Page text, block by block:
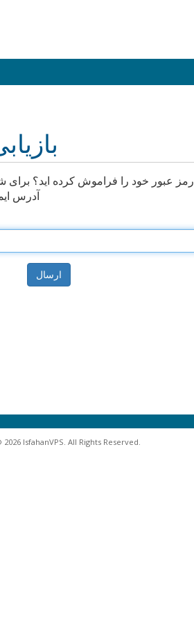
رمز عبور خود را فراموش کرده اید؟ برای
آدرس
ارسال
IsfahanVPS. All Rights Reserved.